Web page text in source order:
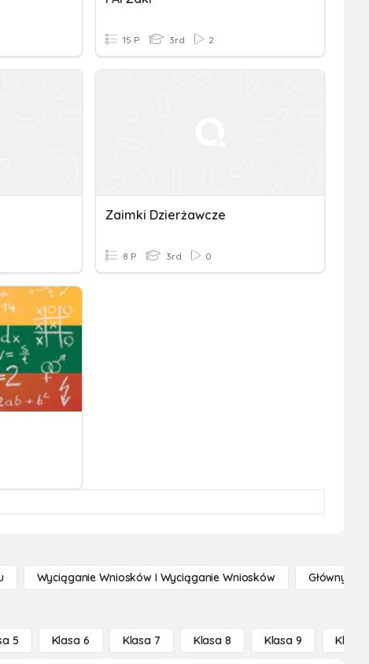
15 P 3rd 2
Zaimki Dzierżawcze
8 P 3rd 0
Wyciąganie Wniosków I Wyciąganie Wniosków Główny
5 Klasa 6 Klasa 7 Klasa 8 Klasa 9 Klasa